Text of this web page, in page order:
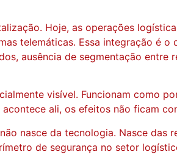
Hoje, as operações
telemáticas. Essa integração é
ausência de segmentação
visível. Funcionam como
ali, os efeitos não ficam
nasce da tecnologia. Nasce
de segurança no setor